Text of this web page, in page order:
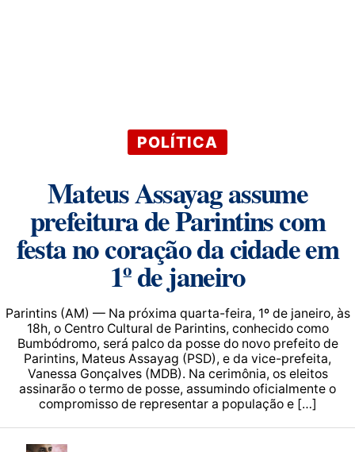
POLÍTICA
Mateus Assayag assume
prefeitura de Parintins com
festa no coração da cidade em
1º de janeiro
Parintins (AM) — Na próxima quarta-feira, 1º de janeiro, às
18h, o Centro Cultural de Parintins, conhecido como
Bumbódromo, será palco da posse do novo prefeito de
Parintins, Mateus Assayag (PSD), e da vice-prefeita,
Vanessa Gonçalves (MDB). Na cerimônia, os eleitos
assinarão o termo de posse, assumindo oficialmente o
compromisso de representar a população e […]